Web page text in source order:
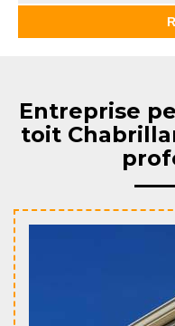
Entreprise
toit